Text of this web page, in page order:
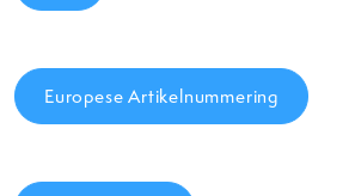
Europese Artikelnummering